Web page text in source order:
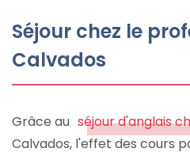
Séjour chez le
Calvados
Grâce au séjour d'anglais
Calvados, l'effet des cours